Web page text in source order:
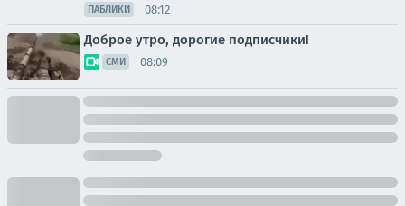
ПАБЛИКИ 08:12
Доброе утро, дорогие подписчики!
СМИ 08:09